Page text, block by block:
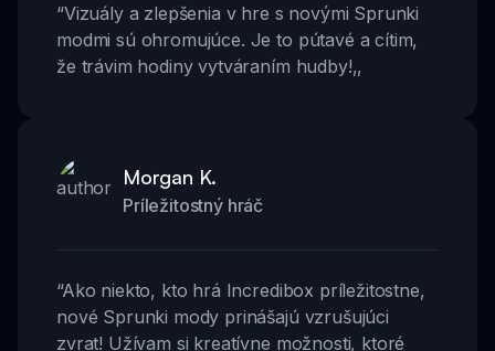
“Vizuály a zlepšenia v hre s novými Sprunki
modmi sú ohromujúce. Je to pútavé a cítim,
že trávim hodiny vytváraním hudby!,,
Morgan K.
Príležitostný hráč
“Ako niekto, kto hrá Incredibox príležitostne,
nové Sprunki mody prinášajú vzrušujúci
zvrat! Užívam si kreatívne možnosti, ktoré